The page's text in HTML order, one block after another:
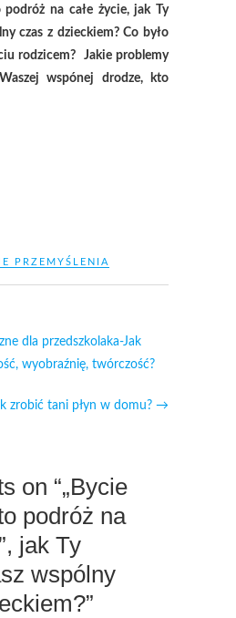
na całe życie, jak Ty
czas z dzieckiem? Co było
rodzicem? Jakie problemy
wspónej drodze, kto
PRZEMYŚLENIA
dla przedszkolaka-Jak
wyobraźnię, twórczość?
zrobić tani płyn w domu? →
on “„Bycie
podróż na
jak Ty
wspólny